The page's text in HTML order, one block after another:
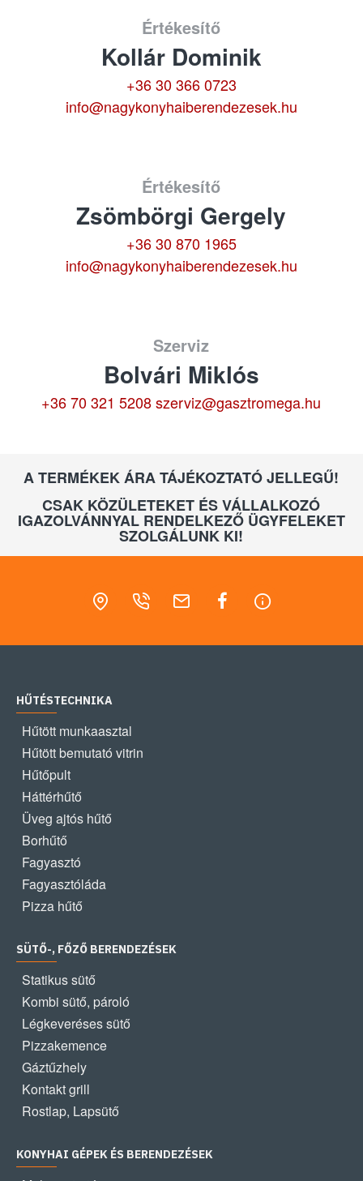
Értékesítő
Kollár Dominik
+36 30 366 0723
info@nagykonyhaiberendezesek.hu
Értékesítő
Zsömbörgi Gergely
+36 30 870 1965
info@nagykonyhaiberendezesek.hu
Szerviz
Bolvári Miklós
+36 70 321 5208 szerviz@gasztromega.hu
A TERMÉKEK ÁRA TÁJÉKOZTATÓ JELLEGŰ!
CSAK KÖZÜLETEKET ÉS VÁLLALKOZÓ
IGAZOLVÁNNYAL RENDELKEZŐ ÜGYFELEKET
SZOLGÁLUNK KI!
HŰTÉSTECHNIKA
Hűtött munkaasztal
Hűtött bemutató vitrin
Hűtőpult
Háttérhűtő
Üveg ajtós hűtő
Borhűtő
Fagyasztó
Fagyasztóláda
Pizza hűtő
SÜTŐ-, FŐZŐ BERENDEZÉSEK
Statikus sütő
Kombi sütő, pároló
Légkeveréses sütő
Pizzakemence
Gáztűzhely
Kontakt grill
Rostlap, Lapsütő
KONYHAI GÉPEK ÉS BERENDEZÉSEK